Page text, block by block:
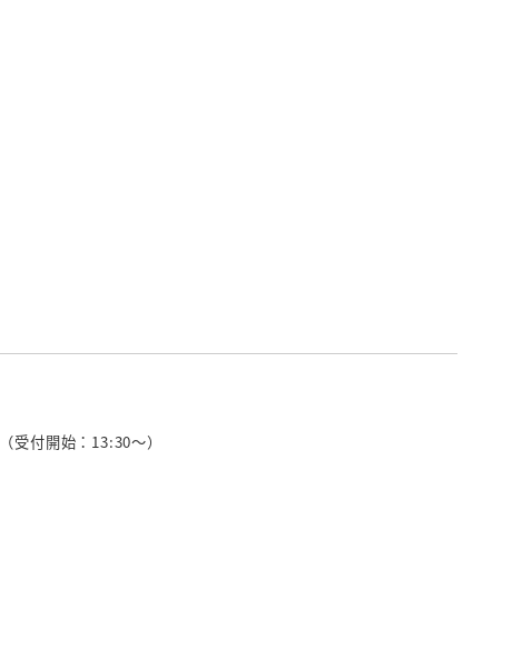
（受付開始：13:30～）